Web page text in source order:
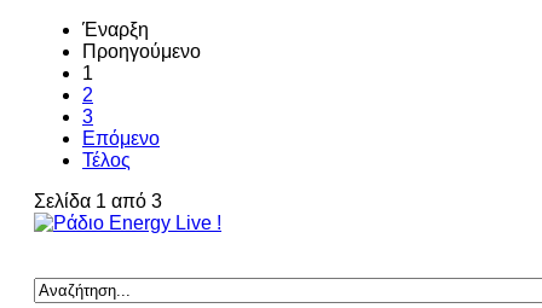
Έναρξη
Προηγούμενο
1
2
3
Επόμενο
Τέλος
Σελίδα 1 από 3